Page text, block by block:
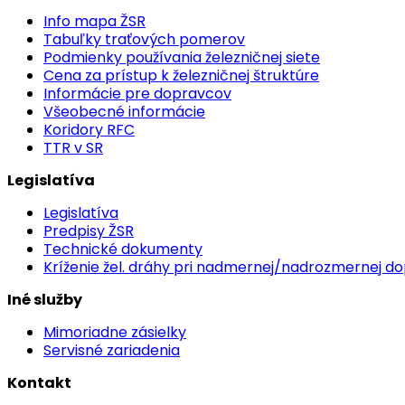
Info mapa ŽSR
Tabuľky traťových pomerov
Podmienky používania železničnej siete
Cena za prístup k železničnej štruktúre
Informácie pre dopravcov
Všeobecné informácie
Koridory RFC
TTR v SR
Legislatíva
Legislatíva
Predpisy ŽSR
Technické dokumenty
Kríženie žel. dráhy pri nadmernej/nadrozmernej
Iné služby
Mimoriadne zásielky
Servisné zariadenia
Kontakt